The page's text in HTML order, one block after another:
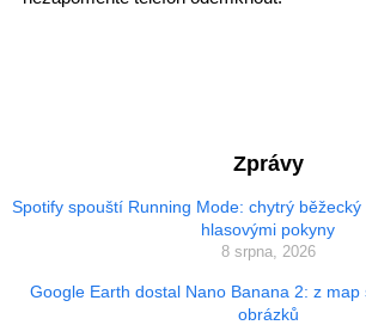
Zprávy
Spotify spouští Running Mode: chytrý
hlasovými pokyny
8 srpna, 2026
Google Earth dostal Nano Banana 2: z
obrázků